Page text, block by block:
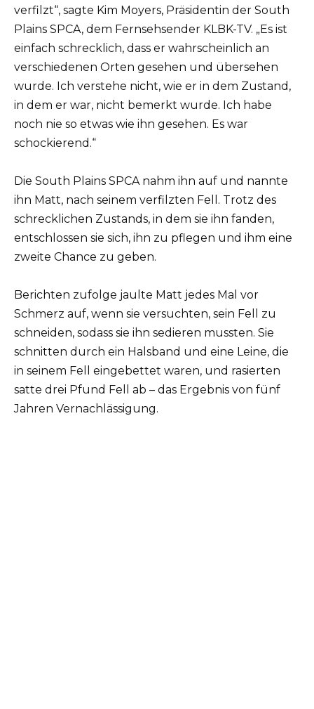
verfilzt“, sagte Kim Moyers, Präsidentin der South
Plains SPCA, dem Fernsehsender KLBK-TV. „Es ist
einfach schrecklich, dass er wahrscheinlich an
verschiedenen Orten gesehen und übersehen
wurde. Ich verstehe nicht, wie er in dem Zustand,
in dem er war, nicht bemerkt wurde. Ich habe
noch nie so etwas wie ihn gesehen. Es war
schockierend.“
Die South Plains SPCA nahm ihn auf und nannte
ihn Matt, nach seinem verfilzten Fell. Trotz des
schrecklichen Zustands, in dem sie ihn fanden,
entschlossen sie sich, ihn zu pflegen und ihm eine
zweite Chance zu geben.
Berichten zufolge jaulte Matt jedes Mal vor
Schmerz auf, wenn sie versuchten, sein Fell zu
schneiden, sodass sie ihn sedieren mussten. Sie
schnitten durch ein Halsband und eine Leine, die
in seinem Fell eingebettet waren, und rasierten
satte drei Pfund Fell ab – das Ergebnis von fünf
Jahren Vernachlässigung.